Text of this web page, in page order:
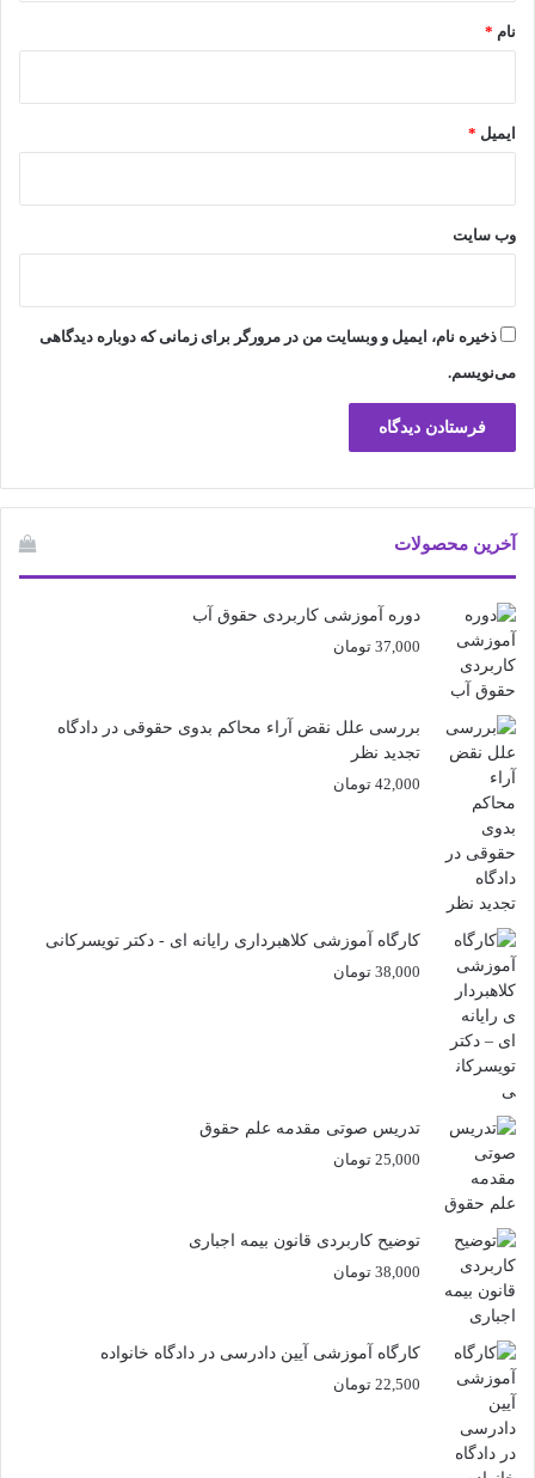
نام *
ایمیل *
وب‌ سایت
ذخیره نام، ایمیل و وبسایت من در مرورگر برای زمانی که دوباره دیدگاهی
می‌نویسم.
آخرین محصولات
دوره آموزشی کاربردی حقوق آب
37,000 تومان
بررسی علل نقض آراء محاکم بدوی حقوقی در دادگاه
تجدید نظر
42,000 تومان
کارگاه آموزشی کلاهبرداری رایانه ای - دکتر تویسرکانی
38,000 تومان
تدریس صوتی مقدمه علم حقوق
25,000 تومان
توضیح کاربردی قانون بیمه اجباری
38,000 تومان
کارگاه آموزشی آیین دادرسی در دادگاه خانواده
22,500 تومان